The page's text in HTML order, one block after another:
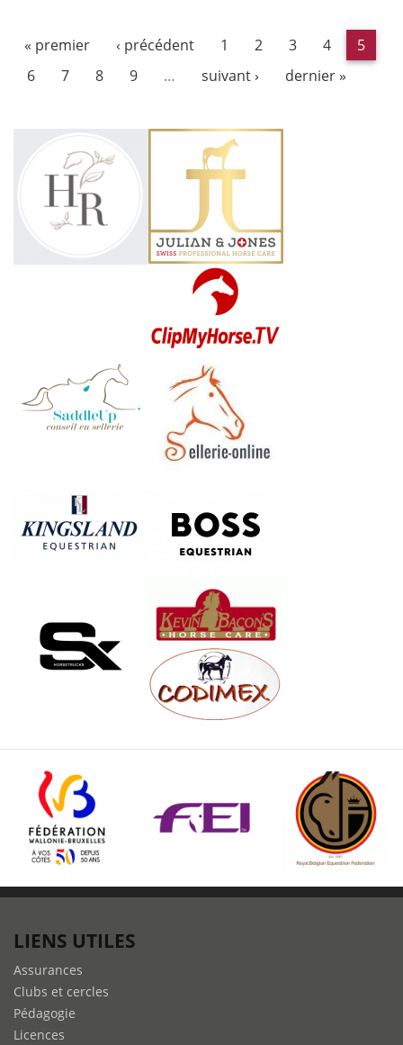
« premier ‹ précédent 1 2 3 4
5
6
7 8 9 … suivant › dernier »
LIENS UTILES
Assurances
Clubs et cercles
Pédagogie
Licences